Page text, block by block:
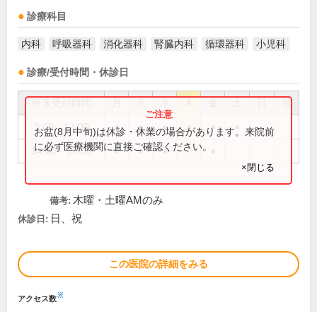
診療科目
内科 呼吸器科 消化器科 腎臓内科 循環器科 小児科
診療/受付時間・休診日
祝
9:00～13:00 ● ● ● ● ●
14:30～18:00 ● ● ●
お盆(8月中旬)は休診・休業の場合があります。来院前
に必ず医療機関に直接ご確認ください。
×閉じる
備考: 木曜・土曜AMのみ
休診日: 日、祝
この医院の詳細をみる
アクセス数※